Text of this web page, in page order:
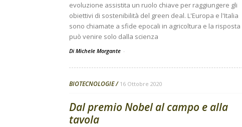
evoluzione assistita un ruolo chiave per raggiungere gli
obiettivi di sostenibilità del green deal. L'Europa e l'Italia
sono chiamate a sfide epocali in agricoltura e la risposta
può venire solo dalla scienza
Di Michele Morgante -
BIOTECNOLOGIE 16 Ottobre 2020
Dal premio Nobel al campo e alla
tavola